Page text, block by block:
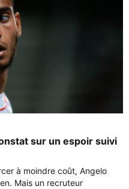
sur un espoir suivi
à moindre coût, Angelo
Mais un recruteur